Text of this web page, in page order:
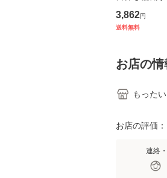
の看護マネジ
キル 改訂第3
堂 [単行
3,862円
送料無料
お店の情
もった
お店の評価：
連絡